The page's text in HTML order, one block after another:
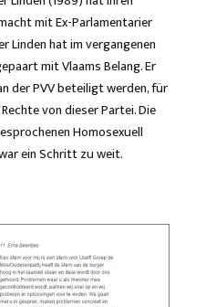
mit Ex-Parlamentarier
Linden hat im vergangenen
mit Vlaams Belang. Er
der PVV beteiligt werden, für
von dieser Partei. Die
Homosexuell
ein Schritt zu weit.